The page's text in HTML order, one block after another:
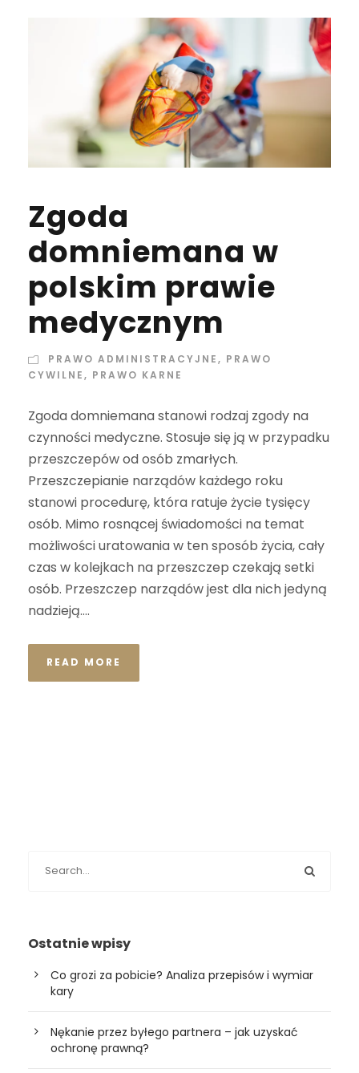
Zgoda
domniemana w
polskim prawie
medycznym
PRAWO ADMINISTRACYJNE, PRAWO
CYWILNE, PRAWO KARNE
Zgoda domniemana stanowi rodzaj zgody na
czynności medyczne. Stosuje się ją w przypadku
przeszczepów od osób zmarłych.
Przeszczepianie narządów każdego roku
stanowi procedurę, która ratuje życie tysięcy
osób. Mimo rosnącej świadomości na temat
możliwości uratowania w ten sposób życia, cały
czas w kolejkach na przeszczep czekają setki
osób. Przeszczep narządów jest dla nich jedyną
nadzieją....
READ MORE
Ostatnie wpisy
Co grozi za pobicie? Analiza przepisów i wymiar
kary
Nękanie przez byłego partnera – jak uzyskać
ochronę prawną?